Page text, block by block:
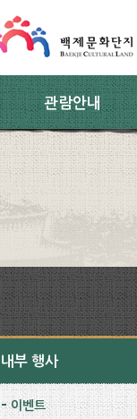
관람안내
내부 행사
이벤트